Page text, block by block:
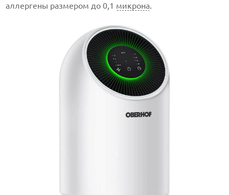
аллергены размером до 0,1 микрона.